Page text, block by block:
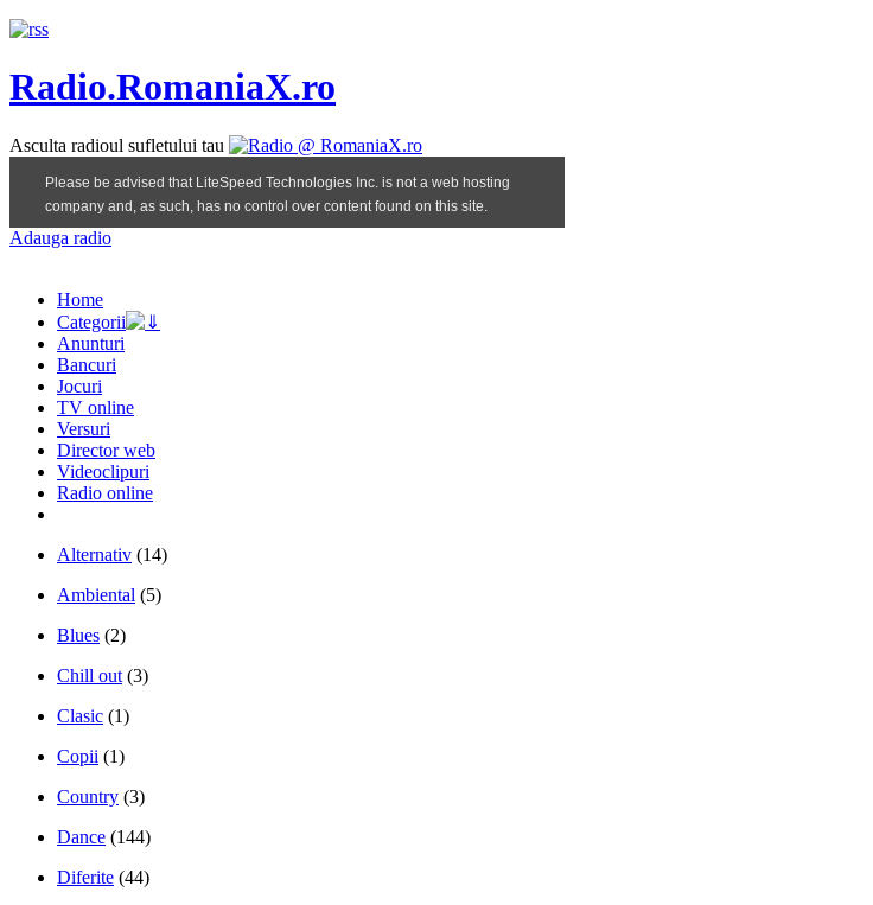
Radio.RomaniaX.ro
Asculta radioul sufletului tau
Adauga radio
Home
Categorii
Anunturi
Bancuri
Jocuri
TV online
Versuri
Director web
Videoclipuri
Radio online
Alternativ (14)
Ambiental (5)
Blues (2)
Chill out (3)
Clasic (1)
Copii (1)
Country (3)
Dance (144)
Diferite (44)